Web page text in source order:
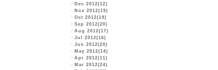
・ Dec 2012(12)
・ Nov 2012(19)
・ Oct 2012(19)
・ Sep 2012(20)
・ Aug 2012(17)
・ Jul 2012(16)
・ Jun 2012(20)
・ May 2012(14)
・ Apr 2012(11)
・ Mar 2012(24)